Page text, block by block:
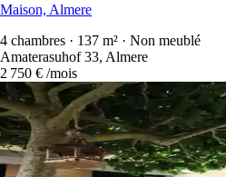
Maison, Almere
4 chambres · 137 m² · Non meublé
Amaterasuhof 33, Almere
2 750 € /mois